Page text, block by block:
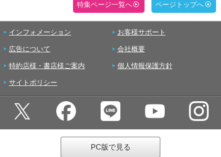
特集ページ一覧へ ページトップへ
インフォメーション お客様サポート
広告について 会社概要
特約店様・書店様ご案内 個人情報保護方針
サイトポリシー
PC版で見る